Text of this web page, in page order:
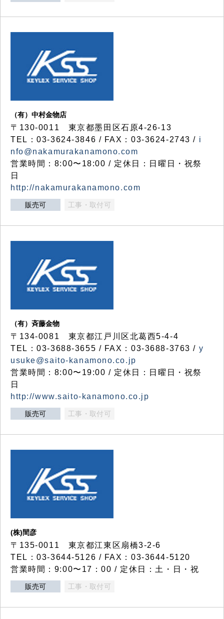
（有）中村金物店
〒130-0011 東京都墨田区石原4-26-13
TEL：03-3624-3846 / FAX：03-3624-2743 / i
nfo@nakamurakanamono.com
営業時間：8:00〜18:00 / 定休日：日曜日・祝祭
日
http://nakamurakanamono.com
販売可 工事・取付可
（有）斉藤金物
〒134-0081 東京都江戸川区北葛西5-4-4
TEL：03-3688-3655 / FAX：03-3688-3763 / y
usuke@saito-kanamono.co.jp
営業時間：8:00〜19:00 / 定休日：日曜日・祝祭
日
http://www.saito-kanamono.co.jp
販売可 工事・取付可
(株)間彦
〒135-0011 東京都江東区扇橋3-2-6
TEL：03-3644-5126 / FAX：03-3644-5120
営業時間：9:00〜17：00 / 定休日：土・日・祝
販売可 工事・取付可